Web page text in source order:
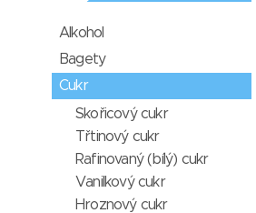
Alkohol
Bagety
Cukr
Skořicový cukr
Třtinový cukr
Rafinovaný (bílý) cukr
Vanilkový cukr
Hroznový cukr